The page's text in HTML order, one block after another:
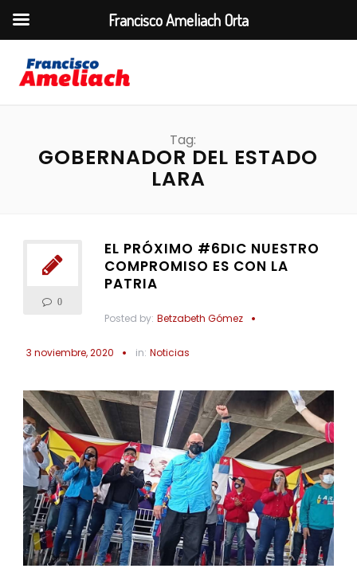
Tag:
GOBERNADOR DEL ESTADO
LARA
0
EL PRÓXIMO #6DIC NUESTRO
COMPROMISO ES CON LA
PATRIA
Posted by: Betzabeth Gómez
3 noviembre, 2020 in: Noticias
Francisco Ameliach Orta